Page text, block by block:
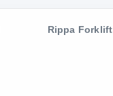
Rippa Forklift